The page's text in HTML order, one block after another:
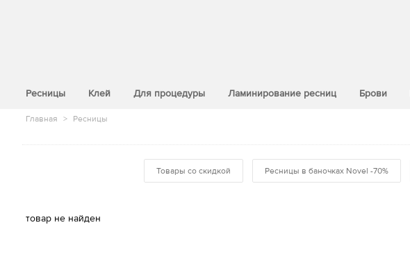
Ресницы Клей Для процедуры Ламинирование ресниц Брови
Главная > Ресницы
Товары со скидкой Ресницы в баночках Novel -70%
товар не найден